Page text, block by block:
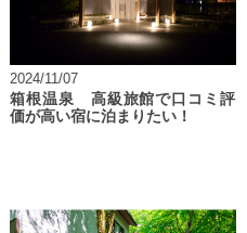
2024/11/07
箱根温泉 高級旅館で口コミ評
価が高い宿に泊まりたい！